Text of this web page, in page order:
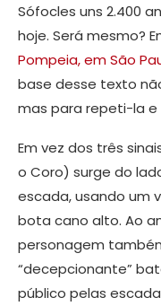
Sófocles uns 2.400
hoje. Será mesmo?
Pompeia, em São
base desse texto
mas para repeti-la
Em vez dos três
o Coro) surge do
escada, usando um
bota cano alto. Ao
personagem
“decepcionante”
público pelas